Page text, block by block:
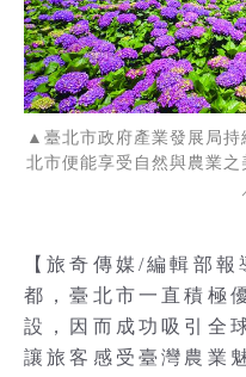
▲臺北市政府產業發展局持
北市便能享受自然與農業
【旅奇傳媒/編輯部
都，臺北市一直積極
設，因而成功吸引全
讓旅客感受臺灣農業